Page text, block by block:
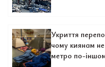
Укриття
чому киянам
метро по-